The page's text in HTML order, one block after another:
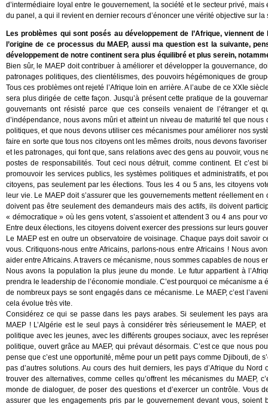
d’intermédiaire loyal entre le gouvernement, la société et le secteur privé,
du panel, a qui il revient en dernier recours d’énoncer une vérité objective sur la
Les problèmes qui sont posés au développement de l’Afrique, viennent
l’origine de ce processus du MAEP, aussi ma question est la suivante,
développement de notre continent sera plus équilibré et plus serein,
Bien sûr, le MAEP doit contribuer à améliorer et développer la gouvernance,
patronages politiques, des clientélismes, des pouvoirs hégémoniques de
Tous ces problèmes ont rejeté l’Afrique loin en arrière. A l’aube de ce XXIe
sera plus dirigée de cette façon. Jusqu’à présent cette pratique de la
gouvernants ont résisté parce que ces conseils venaient de l’étranger
d’indépendance, nous avons mûri et atteint un niveau de maturité tel que
politiques, et que nous devons utiliser ces mécanismes pour améliorer nos
faire en sorte que tous nos citoyens ont les mêmes droits, nous devons
et les patronages, qui font que, sans relations avec des gens au pouvoir, vous
postes de responsabilités. Tout ceci nous détruit, comme continent. Et
promouvoir les services publics, les systèmes politiques et administratifs, et
citoyens, pas seulement par les élections. Tous les 4 ou 5 ans, les citoyens
leur vie. Le MAEP doit s’assurer que les gouvernements mettent réellement
doivent pas être seulement des demandeurs mais des actifs, ils doivent
« démocratique » où les gens votent, s’assoient et attendent 3 ou 4 ans pour
Entre deux élections, les citoyens doivent exercer des pressions sur leurs
Le MAEP est en outre un observatoire de voisinage. Chaque pays doit
vous. Critiquons-nous entre Africains, parlons-nous entre Africains ! Nous
aider entre Africains. A travers ce mécanisme, nous sommes capables de nous
Nous avons la population la plus jeune du monde. Le futur appartient à
prendra le leadership de l’économie mondiale. C’est pourquoi ce mécanisme a
de nombreux pays se sont engagés dans ce mécanisme. Le MAEP, c’est
cela évolue très vite.
Considérez ce qui se passe dans les pays arabes. Si seulement les pays
MAEP ! L’Algérie est le seul pays à considérer très sérieusement le MAEP,
politique avec les jeunes, avec les différents groupes sociaux, avec les
politique, ouvert grâce au MAEP, qui prévaut désormais. C’est ce que nous
pense que c’est une opportunité, même pour un petit pays comme Djibouti, de
pas d’autres solutions. Au cours des huit derniers, les pays d’Afrique du
trouver des alternatives, comme celles qu’offrent les mécanismes du MAEP,
monde de dialoguer, de poser des questions et d’exercer un contrôle. Vous
assurer que les engagements pris par le gouvernement devant vous,